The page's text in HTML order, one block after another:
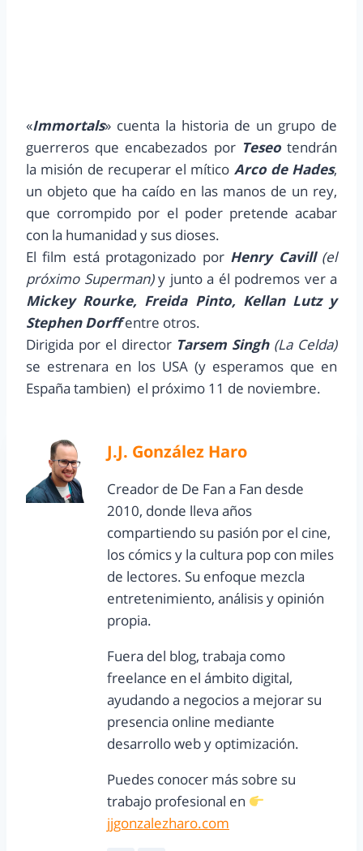
«Immortals» cuenta la historia de un grupo de
guerreros que encabezados por Teseotendrán
la misión de recuperar el mítico Arco de Hades,
un objeto que ha caído en las manos de un rey,
que corrompido por el poder pretende acabar
con la humanidad y sus dioses.
El film está protagonizado por Henry Cavill(el
próximo Superman)y junto a él podremos ver a
Mickey Rourke, Freida Pinto, Kellan Lutz y
Stephen Dorffentre otros.
Dirigida por el director Tarsem Singh (La Celda)
se estrenara en los USA (y esperamos que en
España tambien) el próximo 11 de noviembre.
J.J. González Haro
Creador de De Fan a Fan desde
2010, donde lleva años
compartiendo su pasión por el cine,
los cómics y la cultura pop con miles
de lectores. Su enfoque mezcla
entretenimiento, análisis y opinión
propia.
Fuera del blog, trabaja como
freelance en el ámbito digital,
ayudando a negocios a mejorar su
presencia online mediante
desarrollo web y optimización.
Puedes conocer más sobre su
trabajo profesional en
jjgonzalezharo.com